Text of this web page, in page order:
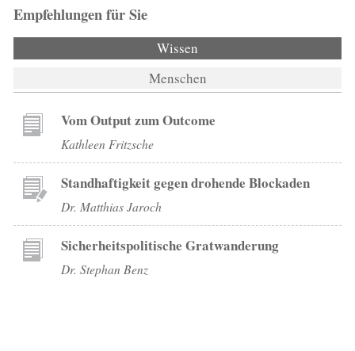
Empfehlungen für Sie
Wissen
Menschen
Vom Output zum Outcome
Kathleen Fritzsche
Standhaftigkeit gegen drohende Blockaden
Dr. Matthias Jaroch
Sicherheitspolitische Gratwanderung
Dr. Stephan Benz